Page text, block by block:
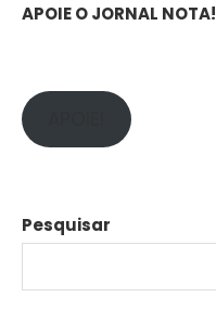
APOIE O JORNAL NOTA!
Pesquisar